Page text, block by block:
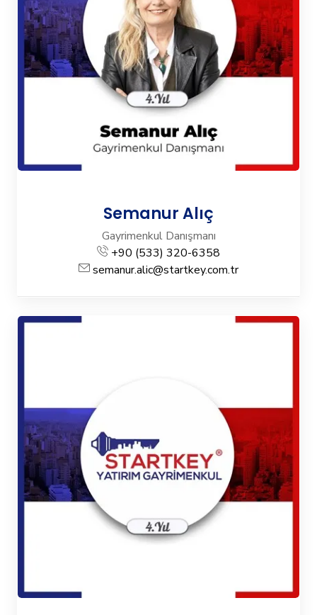
Semanur Alıç
Gayrimenkul Danışmanı
+90 (533) 320-6358
semanur.alic@startkey.com.tr